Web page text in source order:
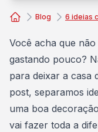
Blog
Você acha que
gastando pouco?
para deixar a casa
post, separamos
uma boa
vai fazer toda a